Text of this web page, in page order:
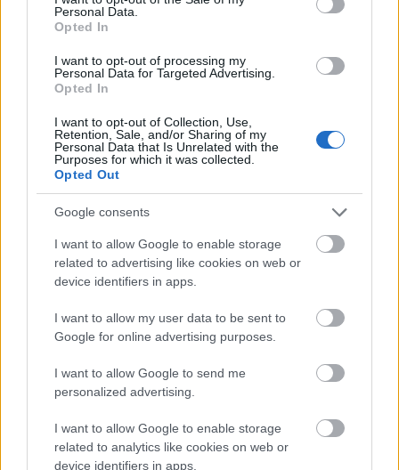
Personal Data.
Opted In
I want to opt-out of processing my
Personal Data for Targeted Advertising.
Opted In
I want to opt-out of Collection, Use,
Retention, Sale, and/or Sharing of my
Personal Data that Is Unrelated with the
Purposes for which it was collected.
Opted Out
Google consents
I want to allow Google to enable storage
related to advertising like cookies on web or
device identifiers in apps.
I want to allow my user data to be sent to
Google for online advertising purposes.
I want to allow Google to send me
personalized advertising.
I want to allow Google to enable storage
related to analytics like cookies on web or
device identifiers in apps.
Az erős napfény áthatol még a legsötétebb
reakcióba, ami a bor ízét befolyásolja. Nagybetűs
NEM a teraszon hagyott bor.
3. Oxigén
Oxigénnel, vagy éppen az oxigén megvonásával a
borász sok mindent elérhet a borban. A szüretelés
pillanatától kezdve fontos, hogy a szőlő mennyi
oxigénnel érintkezik. Sok helyen a leszüretelt
gyümölcsre szárazjeget tesznek, hogy még csak
véletlenül se érintkezzen nem kívánt oxigénnel. Ha
egy ilyen gondos kezelésbe pont a palack
tárolásával rondítunk bele, akkor feleslegesen vettük
meg a bort.
oxigénnel, úgynevezettmikrooxidációs
folyamat
során, ami a bor palackban érlelésének az alapja. A
üveget, ha a mérete legalább akkora marad, mint a
lezárás pillanatában. A kiszáradt dugó mérete